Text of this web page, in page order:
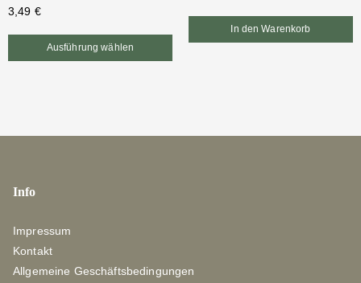
3,49 €
Ausführung wählen
In den Warenkorb
Info
Impressum
Kontakt
Allgemeine Geschäftsbedingungen